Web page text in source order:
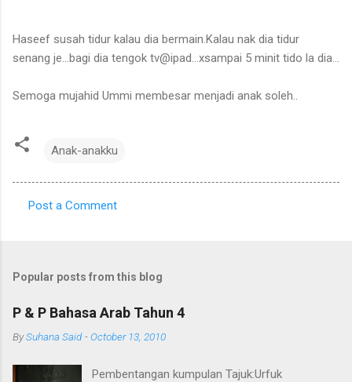
Haseef susah tidur kalau dia bermain.Kalau nak dia tidur
senang je...bagi dia tengok tv@ipad...xsampai 5 minit tido la dia...
Semoga mujahid Ummi membesar menjadi anak soleh..
Anak-anakku
m
e
n
Post a Comment
Popular posts from this blog
P & P Bahasa Arab Tahun 4
BySuhana Said -October 13, 2010
Pembentangan kumpulan Tajuk:Urfuk